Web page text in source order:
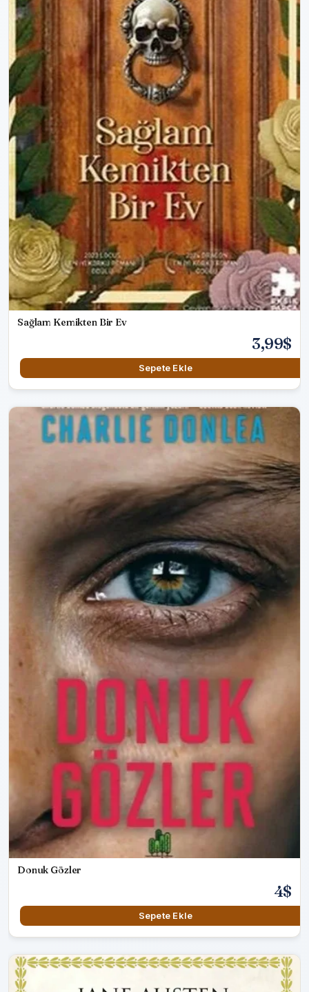
Sağlam Kemikten Bir Ev
3,99$
Sepete Ekle
Donuk Gözler
4$
Sepete Ekle